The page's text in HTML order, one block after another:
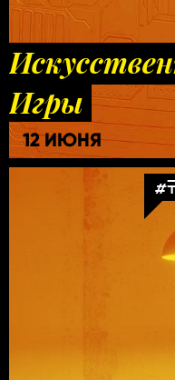
Игры
12 ИЮНЯ